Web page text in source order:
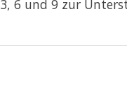
6 und 9 zur